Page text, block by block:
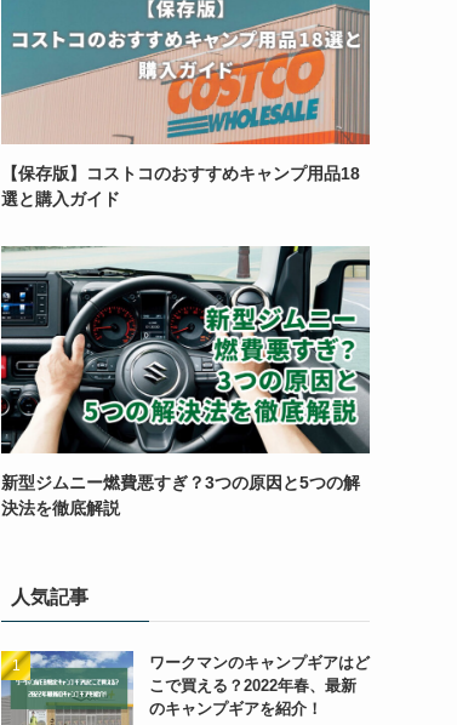
【保存版】コストコのおすすめキャンプ用品18
選と購入ガイド
新型ジムニー燃費悪すぎ？3つの原因と5つの解
決法を徹底解説
人気記事
ワークマンのキャンプギアはど
こで買える？2022年春、最新
のキャンプギアを紹介！